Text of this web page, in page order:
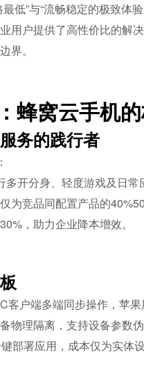
低”与“流畅稳定的极致
用户提供了高性价比的
界。
蜂窝云手机
务的践行者
开分身、轻度游戏及日常
竞品同配置产品的
，助力企业降本增效。
户端多端同步操作，苹果
理隔离，支持设备参数
部署应用，成本仅为实体设